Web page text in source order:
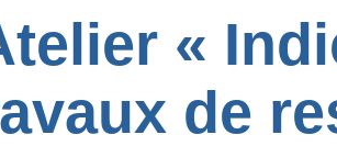
«
de